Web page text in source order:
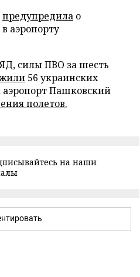
предупредила о
аэропорту
силы ПВО за шесть
56 украинских
Пашковский
полетов.
на наши